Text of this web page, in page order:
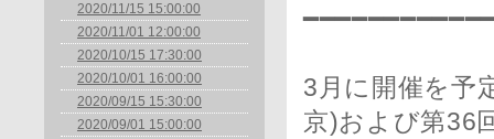
2020/11/15 15:00:00
2020/11/01 12:00:00
2020/10/15 17:30:00
2020/10/01 16:00:00
2020/09/15 15:30:00
2020/09/01 15:00:00
3月に開催を予
京)および第36